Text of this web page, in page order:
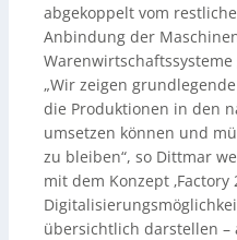
abgekoppelt vom
Anbindung der
„Wir zeigen
die Produktionen in den
umsetzen können und
zu bleiben“, so Dittmar
mit dem Konzept ‚Factory
übersichtlich darstellen –